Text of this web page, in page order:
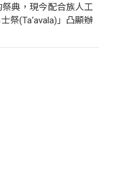
典，現今配合族人工
祭(Ta‘avala)」凸顯辦